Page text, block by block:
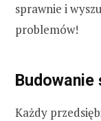
sprawnie i
problemów!
Każdy